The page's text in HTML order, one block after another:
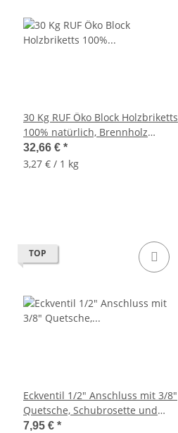
30 Kg RUF Öko Block Holzbriketts
100% natürlich, Brennholz
ofenfertig
32,66 € *
3,27 € / 1 kg
TOP
Eckventil 1/2" Anschluss mit 3/8"
Quetsche, Schubrosette und
Längenausgleich
7,95 € *